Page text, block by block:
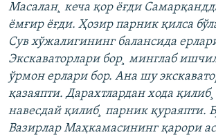
Масалан¸ кеча қор ëғди
ëмғир ëғди. Ҳозир парник қилса
Сув хўжалигининг балансида
Экскаваторлари бор¸ минглаб
ўрмон ерлари бор. Ана шу
қазаяпти. Дарахтлардан хода
навесдай қилиб¸ парник қураяпти.
Вазирлар Маҳкамасининг қарори